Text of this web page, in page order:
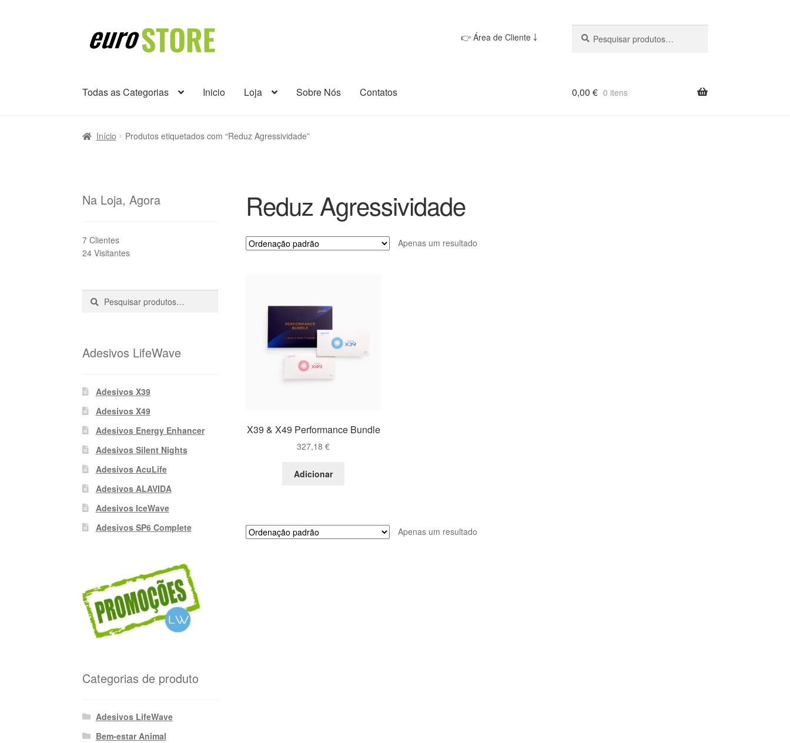
para
Saltar
para
👉 Área de Cliente ￬
Todas as Categorias Inicio Loja Sobre Nós Contatos 0,00 € 0 itens
Início Produtos etiquetados com “Reduz Agressividade”
Reduz Agressividade
Apenas um resultado
X39 & X49 Performance Bundle
327,18€
Adicionar
Apenas um resultado
Na Loja, Agora
7 Clientes
24 Visitantes
Pesquisar
Pesquisa
Adesivos LifeWave
Adesivos X39
Adesivos X49
Adesivos Energy Enhancer
Adesivos Silent Nights
Adesivos AcuLife
Adesivos ALAVIDA
Adesivos IceWave
Adesivos SP6 Complete
Categorias de produto
Adesivos LifeWave
Bem-estar Animal